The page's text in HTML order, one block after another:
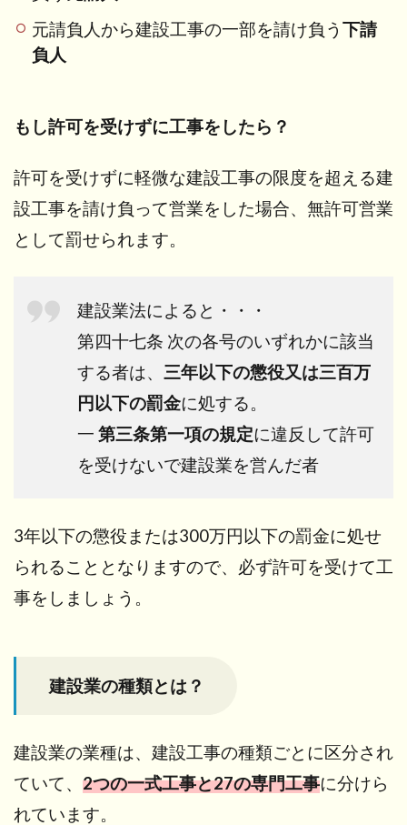
元請負人から建設工事の一部を請け負う下請
負人
もし許可を受けずに工事をしたら？
許可を受けずに軽微な建設工事の限度を超える建
設工事を請け負って営業をした場合、無許可営業
として罰せられます。
建設業法によると・・・
第四十七条 次の各号のいずれかに該当
する者は、 三年以下の懲役又は三百万
円以下の罰金に処する。
一 第三条第一項の規定に違反して許可
を受けないで建設業を営んだ者
3年以下の懲役または300万円以下の罰金に処せ
られることとなりますので、必ず許可を受けて工
事をしましょう。
建設業の種類とは？
建設業の業種は、建設工事の種類ごとに区分され
ていて、 2つの一式工事と27の専門工事に分けら
れています。